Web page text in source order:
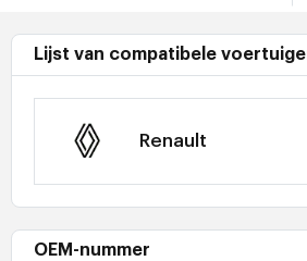
Lijst van compatibele
Renault
OEM-nummer